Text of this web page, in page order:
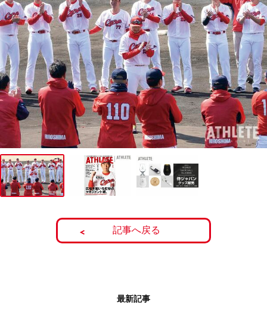
記事へ戻る
最新記事